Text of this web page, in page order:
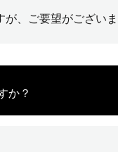
、ご要望がござい
か？